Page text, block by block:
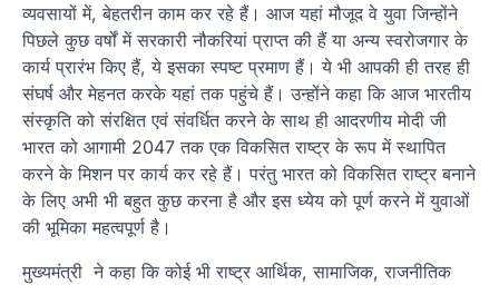
व्यवसायों में, बेहतरीन काम कर रहे हैं। आज यहां मौजूद वे युवा जिन्होंने
पिछले कुछ वर्षों में सरकारी नौकरियां प्राप्त की हैं या अन्य स्वरोजगार के
कार्य प्रारंभ किए हैं, ये इसका स्पष्ट प्रमाण हैं। ये भी आपकी ही तरह ही
संघर्ष और मेहनत करके यहां तक पहुंचे हैं। उन्होंने कहा कि आज भारतीय
संस्कृति को संरक्षित एवं संवर्धित करने के साथ ही आदरणीय मोदी जी
भारत को आगामी 2047 तक एक विकसित राष्ट्र के रूप में स्थापित
करने के मिशन पर कार्य कर रहे हैं। परंतु भारत को विकसित राष्ट्र बनाने
के लिए अभी भी बहुत कुछ करना है और इस ध्येय को पूर्ण करने में युवाओं
की भूमिका महत्वपूर्ण है।
मुख्यमंत्री ने कहा कि कोई भी राष्ट्र आर्थिक, सामाजिक, राजनीतिक